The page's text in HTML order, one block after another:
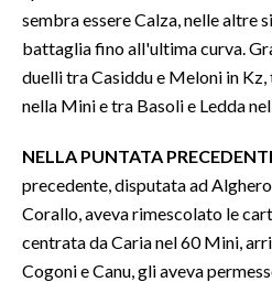
NOTIZIE
EVENTI
#CARAUNIONE
3 MINUTI CON
INSULARITÀ
INFO AZIENDE
sembra essere Calza, nelle altre
battaglia fino all'ultima curva.
duelli tra Casiddu e Meloni in
nella Mini e tra Basoli e Ledda
NELLA PUNTATA
precedente, disputata ad
Corallo, aveva rimescolato le
centrata da Caria nel 60 Mini,
Cogoni e Canu, gli aveva